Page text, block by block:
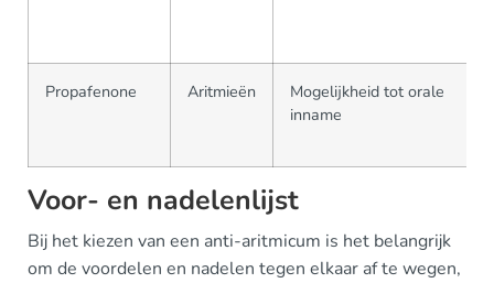
Propafenone Aritmieën
Mogelijkheid tot orale
inname
Voor- en nadelenlijst
Bij het kiezen van een anti-aritmicum is het belangrijk
om de voordelen en nadelen tegen elkaar af te wegen,